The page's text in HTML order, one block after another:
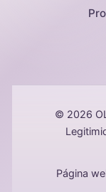
© 2026
Página